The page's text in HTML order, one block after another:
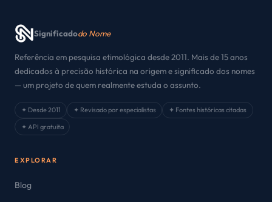
Significadodo Nome
Referência em pesquisa etimológica desde 2011. Mais de 15 anos
dedicados à precisão histórica na origem e significado dos nomes
— um projeto de quem realmente estuda o assunto.
✦ Desde 2011 ✦ Revisado por especialistas
✦ Fontes históricas citadas
✦ API gratuita
EXPLORAR
Blog